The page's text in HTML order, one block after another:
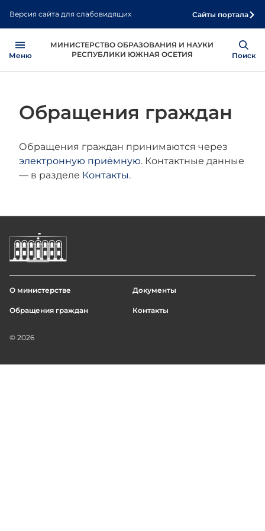
содержанию
Версия сайта для слабовидящих Сайты портала
МИНИСТЕРСТВО ОБРАЗОВАНИЯ И НАУКИ
РЕСПУБЛИКИ ЮЖНАЯ ОСЕТИЯ
Меню
Show
Поиск
Обращения граждан
Обращения граждан принимаются через
электронную приёмную. Контактные данные
— в разделе Контакты.
menu
О министерстве Документы
Обращения граждан Контакты
© 2026